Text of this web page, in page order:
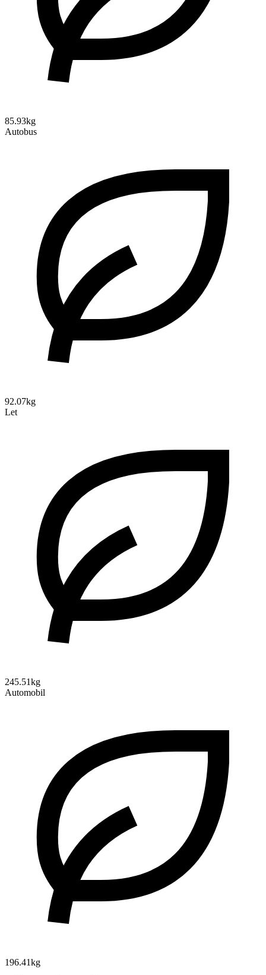
85.93kg
Autobus
92.07kg
Let
245.51kg
Automobil
196.41kg